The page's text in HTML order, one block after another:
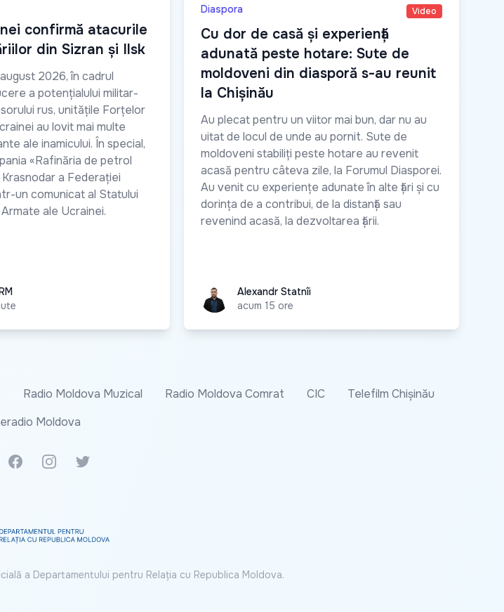
confirmă atacurile
din Sizran și Ilsk
2026, în cadrul
a potențialului militar-
rus, unitățile Forțelor
au lovit mai multe
ale inamicului. În special,
«Rafinăria de petrol
a Federației
un comunicat al Statului
ale Ucrainei.
Diaspora Video
Cu dor de casă și experiență
adunată peste hotare: Sute de
moldoveni din diasporă s-au reunit
la Chișinău
Au plecat pentru un viitor mai bun, dar nu au
uitat de locul de unde au pornit. Sute de
moldoveni stabiliți peste hotare au revenit
acasă pentru câteva zile, la Forumul Diasporei.
Au venit cu experiențe adunate în alte țări și cu
dorința de a contribui, de la distanță sau
revenind acasă, la dezvoltarea țării.
Alexandr Statnîi
Alexandr Statnîi
acum 15 ore
Radio Moldova Muzical Radio Moldova Comrat CIC
Telefilm Chișinău
Moldova
News
FacebookInstagramTwitter
a Departamentului pentru Relația cu Republica Moldova.